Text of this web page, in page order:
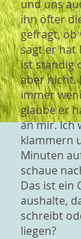
und uns
ihn öfter
gefragt, ob
sagt er hat
ist ständig
aber nicht.
immer
glaube er
an mir. Ich
klammern
Minuten
schaue
Das ist ein
aushalte,
schreibt
liegen?